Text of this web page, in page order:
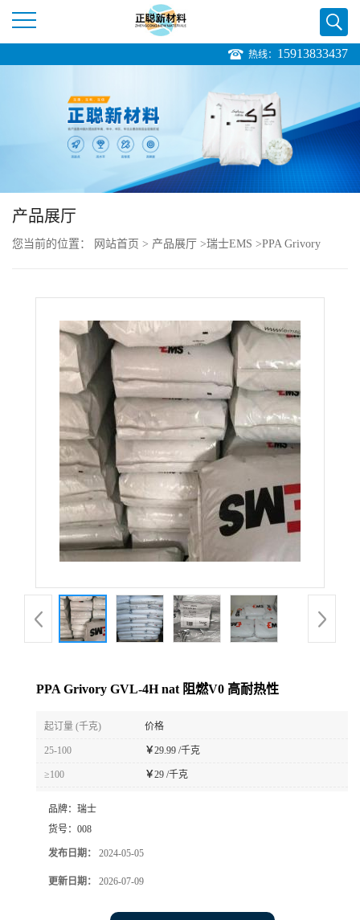
公
品
展
热线： 15913833437
产品展厅
您当前的位置： 网站首页 > 产品展厅 >瑞士EMS >PPA Grivory
PPA Grivory GVL-4H nat 阻燃V0 高耐热性
起订量 (千克) 价格
25-100 ￥29.99 /千克
≥100 ￥29 /千克
品牌： 瑞士
货号： 008
发布日期： 2024-05-05
更新日期： 2026-07-09